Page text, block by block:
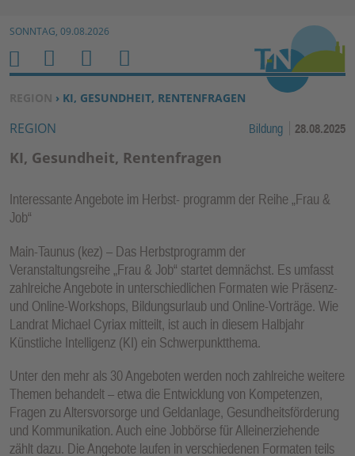
Zum Inhalt springen ↓
SONNTAG, 09.08.2026
SIE BEFINDEN SICH HIER:
REGION › KI, GESUNDHEIT, RENTENFRAGEN
REGION Bildung 28.08.2025
KI, Gesundheit, Rentenfragen
Interessante Angebote im Herbst- programm der Reihe „Frau &
Job“
Main-Taunus (kez) – Das Herbstprogramm der
Veranstaltungsreihe „Frau & Job“ startet demnächst. Es umfasst
zahlreiche Angebote in unterschiedlichen Formaten wie Präsenz-
und Online-Workshops, Bildungsurlaub und Online-Vorträge. Wie
Landrat Michael Cyriax mitteilt, ist auch in diesem Halbjahr
Künstliche Intelligenz (KI) ein Schwerpunktthema.
Unter den mehr als 30 Angeboten werden noch zahlreiche weitere
Themen behandelt – etwa die Entwicklung von Kompetenzen,
Fragen zu Altersvorsorge und Geldanlage, Gesundheitsförderung
und Kommunikation. Auch eine Jobbörse für Alleinerziehende
zählt dazu. Die Angebote laufen in verschiedenen Formaten teils
H
O
M
E
M
E
N
U
S
U
E
B
E
T
E
U
N
K
TI
O
N
E
N